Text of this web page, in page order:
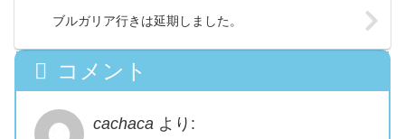
ブルガリア行きは延期しました。
コメント
cachaca より: